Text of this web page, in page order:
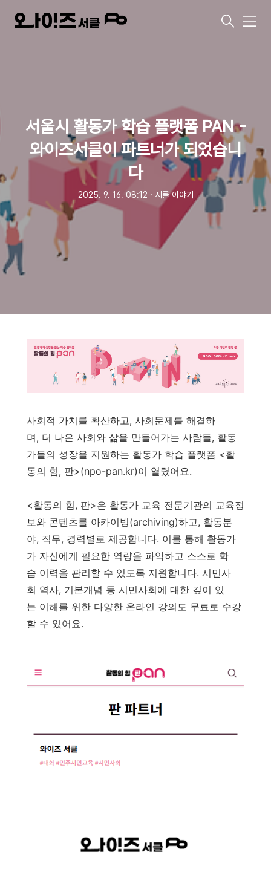
메
서울시 활동가 학습 플랫폼 PAN -
와이즈서클이 파트너가 되었습니
다
2025. 9. 16. 08:12 ㆍ 서클 이야기
사회적 가치를 확산하고, 사회문제를 해결하
며, 더 나은 사회와 삶을 만들어가는 사람들, 활동
가들의 성장을 지원하는 활동가 학습 플랫폼 <활
동의 힘, 판>(npo-pan.kr)이 열렸어요.
<활동의 힘, 판>은 활동가 교육 전문기관의 교육정
보와 콘텐츠를 아카이빙(archiving)하고, 활동분
야, 직무, 경력별로 제공합니다. 이를 통해 활동가
가 자신에게 필요한 역량을 파악하고 스스로 학
습 이력을 관리할 수 있도록 지원합니다. 시민사
회 역사, 기본개념 등 시민사회에 대한 깊이 있
는 이해를 위한 다양한 온라인 강의도 무료로 수강
할 수 있어요.